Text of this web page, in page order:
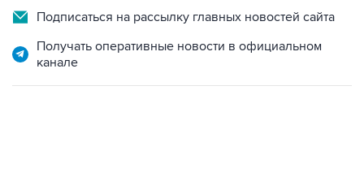
Подписаться на рассылку главных новостей сайта
Получать оперативные новости в официальном
канале